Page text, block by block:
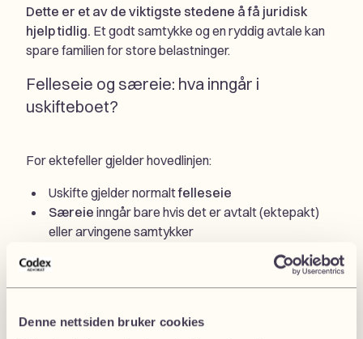
Denne nettsiden bruker cookies
Dette er et av de viktigste stedene å få juridisk
hjelp tidlig. Et godt samtykke og en ryddig avtale kan
spare familien for store belastninger.
Felleseie og særeie: hva inngår i
uskifteboet?
For ektefeller gjelder hovedlinjen:
Uskifte gjelder normaltfelleseie
Særeie inngår bare hvis det er avtalt (ektepakt)
eller arvingene samtykker
Hvis særeie likevel tas inn i uskifte, kan det få stor
betydning for senere fordeling. Da bør verdier som tas
oppstår tvist om hva som “egentlig” tilhørte hvem.